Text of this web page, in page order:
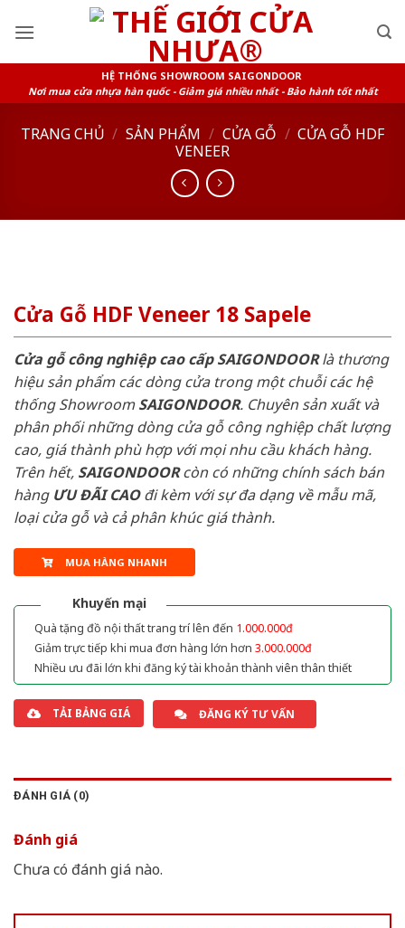
HỆ THỐNG SHOWROOM SAIGONDOOR
Nơi mua cửa nhựa hàn quốc - Giảm giá nhiều nhất - Bảo hành tốt nhất
TRANG CHỦ / SẢN PHẨM / CỬA GỖ / CỬA GỖ HDF
VENEER
Cửa Gỗ HDF Veneer 18 Sapele
Cửa gỗ công nghiệp cao cấp SAIGONDOORlà thương
hiệu sản phẩm các dòng cửa trong một chuỗi các hệ
thống ShowroomSAIGONDOOR. Chuyên sản xuất và
phân phối những dòng cửa gỗ công nghiệp chất lượng
cao, giá thành phù hợp với mọi nhu cầu khách hàng.
Trên hết, SAIGONDOORcòn có những chính sách bán
hàng ƯU ĐÃI CAOđi kèm với sự đa dạng về mẫu mã,
loại cửa gỗ và cả phân khúc giá thành.
MUA HÀNG NHANH
Khuyến mại
Quà tặng đồ nội thất trang trí lên đến 1.000.000đ
Giảm trực tiếp khi mua đơn hàng lớn hơn 3.000.000đ
Nhiều ưu đãi lớn khi đăng ký tài khoản thành viên thân thiết
TẢI BẢNG GIÁ ĐĂNG KÝ TƯ VẤN
ĐÁNH GIÁ (0)
Đánh giá
Chưa có đánh giá nào.